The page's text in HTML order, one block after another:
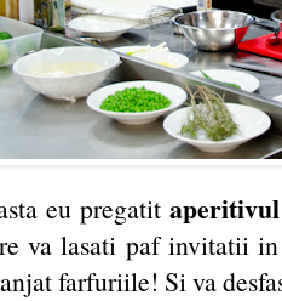
eu pregatitaperitivul
va lasati paf invitatii
farfuriile! Si va